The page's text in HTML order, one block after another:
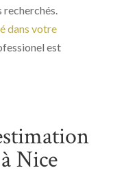
recherchés.
dans votre
est
Nice